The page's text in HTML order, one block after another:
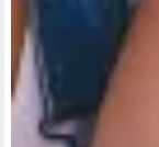
Das